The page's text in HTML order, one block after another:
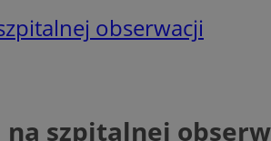
obserwacji
na szpitalnej